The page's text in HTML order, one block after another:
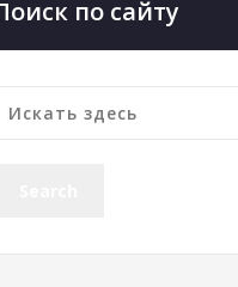
по сайту